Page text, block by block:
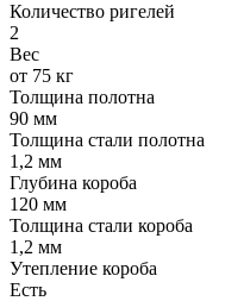
Количество ригелей
2
Вес
от 75 кг
Толщина полотна
90 мм
Толщина стали полотна
1,2 мм
Глубина короба
120 мм
Толщина стали короба
1,2 мм
Утепление короба
Есть